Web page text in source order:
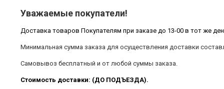
Уважаемые покупатели!
Доставка товаров Покупателям при заказе до 13-00 в тот же
Минимальная сумма заказа для осуществления доставки
Самовывоз бесплатный и от любой суммы заказа.
Стоимость доставки: (ДО ПОДЪЕЗДА).